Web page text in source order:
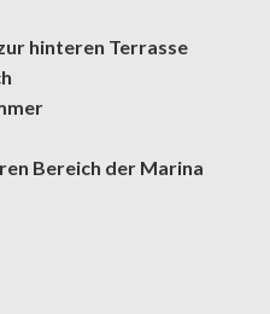
hinteren Terrasse
Bereich der Marina